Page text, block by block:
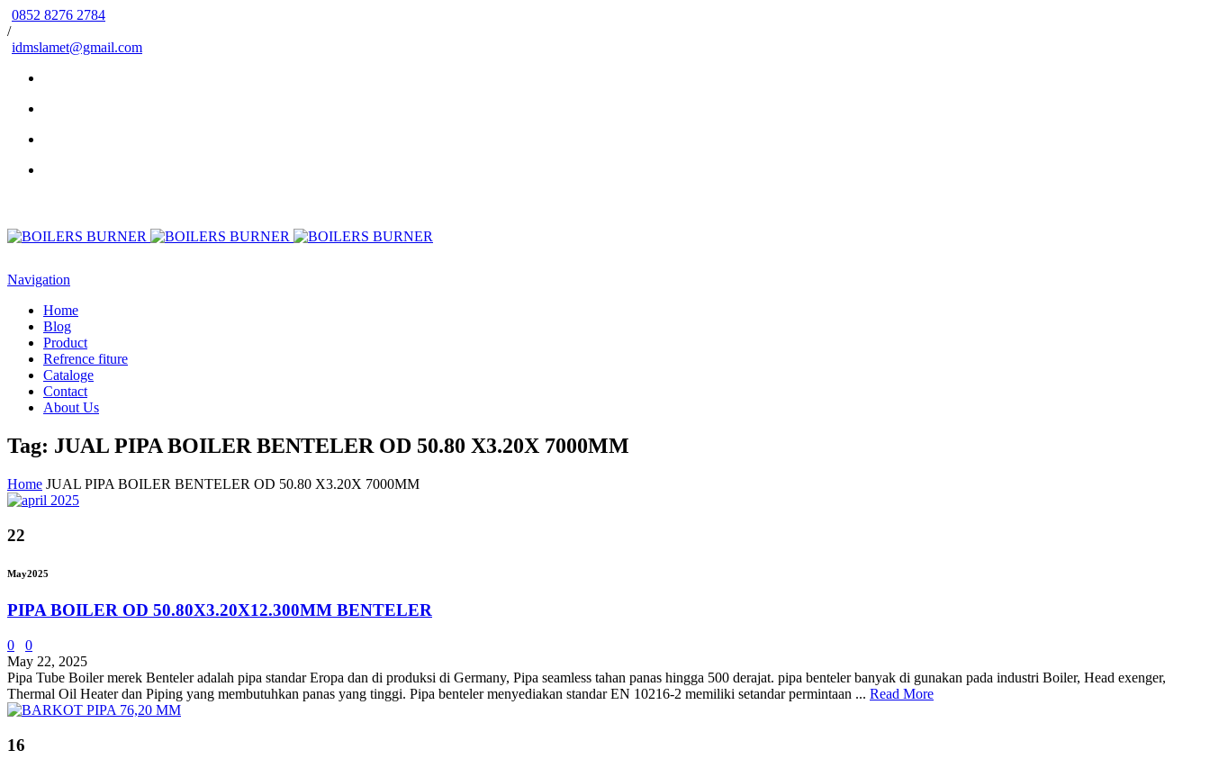
0852 8276 2784
/
idmslamet@gmail.com
Navigation
Home
Blog
Product
Refrence fiture
Cataloge
Contact
About Us
Tag: JUAL PIPA BOILER BENTELER OD 50.80 X3.20X 7000MM
Home JUAL PIPA BOILER BENTELER OD 50.80 X3.20X 7000MM
22
May2025
PIPA BOILER OD 50.80X3.20X12.300MM BENTELER
0
0
May 22, 2025
Pipa Tube Boiler merek Benteler adalah pipa standar Eropa dan di produksi di Germany, Pipa seamless tahan panas hingga 500 derajat. pipa benteler banyak di gunakan pada industri Boiler, Head exenger,
Thermal Oil Heater dan Piping yang membutuhkan panas yang tinggi. Pipa benteler menyediakan standar EN 10216-2 memiliki setandar permintaan ... Read More
16